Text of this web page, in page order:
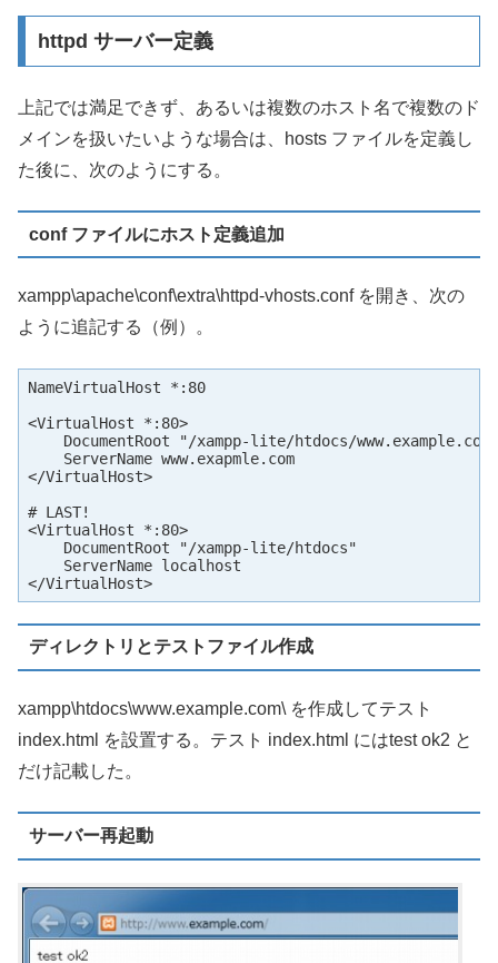
httpd サーバー定義
上記では満足できず、あるいは複数のホスト名で複数のド
メインを扱いたいような場合は、hosts ファイルを定義し
た後に、次のようにする。
conf ファイルにホスト定義追加
xampp\apache\conf\extra\httpd-vhosts.conf を開き、次の
ように追記する（例）。
NameVirtualHost *:80
<VirtualHost *:80>
DocumentRoot "/xampp-lite/htdocs/www.example.com"
ServerName www.exapmle.com
</VirtualHost>
# LAST!
<VirtualHost *:80>
DocumentRoot "/xampp-lite/htdocs"
ServerName localhost
</VirtualHost>
ディレクトリとテストファイル作成
xampp\htdocs\www.example.com\ を作成してテスト
index.html を設置する。テスト index.html にはtest ok2 と
だけ記載した。
サーバー再起動